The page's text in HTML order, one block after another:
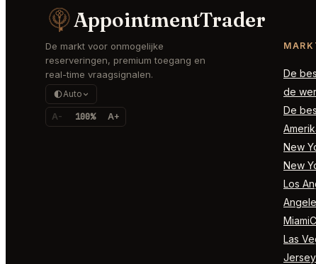
AppointmentTrader
De markt voor onmogelijke
reserveringen, premium toegang en
real-time vraagsignalen.
Auto
A- 100% A+
De
de
De
New
New
Los
Las